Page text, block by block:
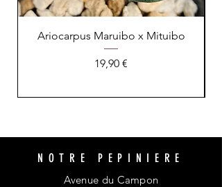
Ariocarpus Maruibo x Mituibo
Prix
19,90 €
NOTRE PEPINIERE
Avenue du Campon